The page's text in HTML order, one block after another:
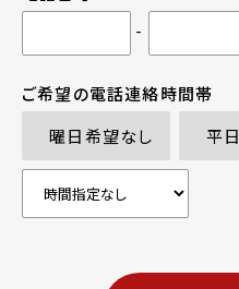
-
ご希望の電話連絡時間帯
曜日希望なし
平日